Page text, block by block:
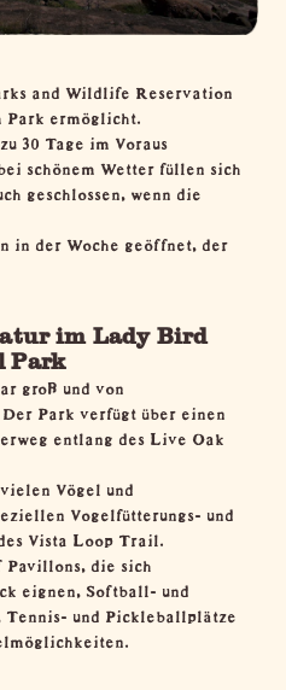
and Wildlife Reservation
Park ermöglicht.
30 Tage im Voraus
schönem Wetter füllen sich
geschlossen, wenn die
in der Woche geöffnet, der
im Lady Bird
Park
groß und von
Park verfügt über einen
entlang des Live Oak
Vögel und
Vogelfütterungs- und
Vista Loop Trail.
Pavillons, die sich
eignen, Softball- und
und Pickleballplätze